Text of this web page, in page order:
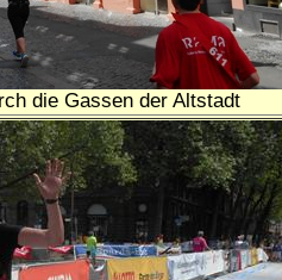
die Gassen der Altstadt